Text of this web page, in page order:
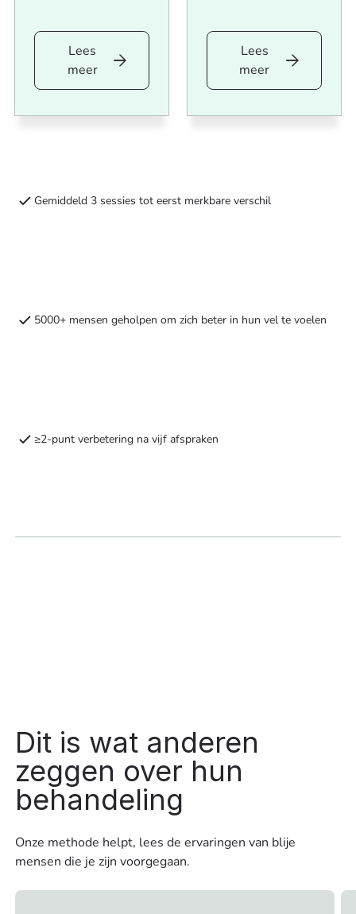
Lees
Lees
meer
Lees
Lees
meer
Gemiddeld 3 sessies tot eerst merkbare verschil
5000+ mensen geholpen om zich beter in hun vel te voelen
≥2-punt verbetering na vijf afspraken
Dit is wat anderen
zeggen over hun
behandeling
Onze methode helpt, lees de ervaringen van blije
mensen die je zijn voorgegaan.